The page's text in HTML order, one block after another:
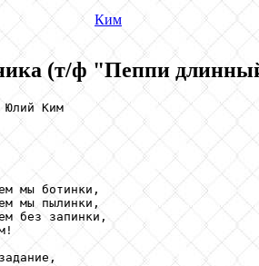
Ким
(т/ф "Пеппи
Юлий Ким
мы ботинки,
мы пылинки,
без запинки,